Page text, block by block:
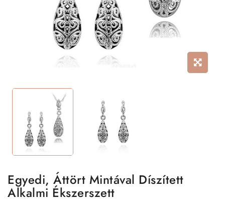
Egyedi, Áttört Mintával Díszített
Alkalmi Ékszerszett